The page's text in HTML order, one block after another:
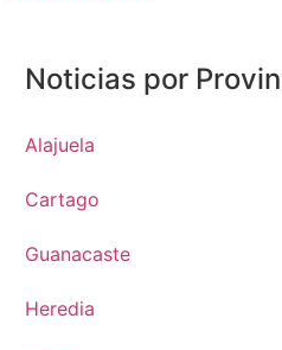
Noticias por
Alajuela
Cartago
Guanacaste
Heredia